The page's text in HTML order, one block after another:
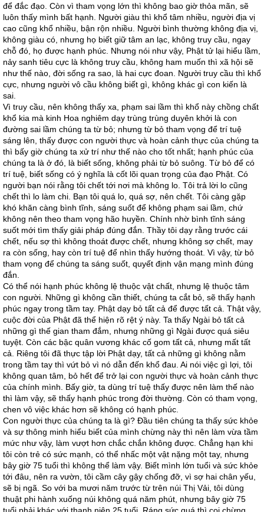
để đắc đạo. Còn vì tham vọng lớn thì không bao giờ thỏa mãn, sẽ
luôn thấy mình bất hạnh. Người giàu thì khổ tâm nhiều, người địa vị
cao cũng khổ nhiều, bận rộn nhiều. Người bình thường không địa vị,
không giàu có, nhưng họ biết giữ tâm an lạc, không truy cầu, ngay
chỗ đó, họ được hạnh phúc. Nhưng nói như vậy, Phật tử lại hiểu lầm,
nảy sanh tiêu cực là không truy cầu, không ham muốn thì xã hội sẽ
như thế nào, đời sống ra sao, là hai cực đoan. Người truy cầu thì khổ
cực, nhưng người vô cầu không biết gì, không khác gì con kiến là
sai.
Vì truy cầu, nên không thấy xa, phạm sai lầm thì khổ này chồng chất
khổ kia mà kinh Hoa nghiêm dạy trùng trùng duyên khởi là con
đường sai lầm chúng ta từ bỏ; nhưng từ bỏ tham vọng để trí tuệ
sáng lên, thấy được con người thực và hoàn cảnh thực của chúng ta
thì bấy giờ chúng ta xử trí như thế nào cho tốt nhất; hạnh phúc của
chúng ta là ở đó, là biết sống, không phải từ bỏ suông. Từ bỏ để có
trí tuệ, biết sống có ý nghĩa là cốt lõi quan trọng của đạo Phật. Có
người bạn nói rằng tôi chết tới nơi mà không lo. Tôi trả lời lo cũng
chết thì lo làm chi. Bạn tôi quá lo, quá sợ, nên chết. Tôi càng gặp
khó khăn càng bình tĩnh, sáng suốt để không phạm sai lầm, chứ
không nên theo tham vọng hão huyền. Chính nhờ bình tĩnh sáng
suốt mới tìm thấy giải pháp đúng đắn. Thầy tôi dạy rằng trước cái
chết, nếu sợ thì không thoát được chết, nhưng không sợ chết, may
ra còn sống, hay còn trí tuệ để nhìn thấy hướng thoát. Vì vậy, từ bỏ
tham vọng để chúng ta sáng suốt, quyết định vận mạng mình đúng
đắn.
Có thể nói hạnh phúc không lệ thuộc vật chất, nhưng lệ thuộc tâm
con người. Những gì không cần thiết, chúng ta cắt bỏ, sẽ thấy hạnh
phúc ngay trong tầm tay. Phật dạy bỏ tất cả để được tất cả. Thật vậy,
cuộc đời của Phật đã thể hiện rõ rệt ý này. Ta thấy Ngài bỏ tất cả
những gì thế gian tham đắm, nhưng những gì Ngài được quá siêu
tuyệt. Còn các bậc quân vương khác cố gom tất cả, nhưng mất tất
cả. Riêng tôi đã thực tập lời Phật dạy, tất cả những gì không nằm
trong tầm tay thì vứt bỏ vì nó dẫn đến khổ đau. Ai nói việc gì lợi, tôi
không quan tâm, bỏ hết để trở lại con người thực và hoàn cảnh thực
của chính mình. Bấy giờ, ta dùng trí tuệ thấy được nên làm thế nào
thì làm vậy, sẽ thấy hạnh phúc trong đời thường. Còn có tham vọng,
chen vô việc khác hơn sẽ không có hạnh phúc.
Con người thực của chúng ta là gì? Đầu tiên chúng ta thấy sức khỏe
và sự thông minh hiểu biết của mình chừng này thì nên làm vừa tầm
mức như vậy, làm vượt hơn chắc chắn không được. Chẳng hạn khi
tôi còn trẻ có sức mạnh, có thể nhấc một vật nặng một tay, nhưng
bây giờ 75 tuổi thì không thể làm vậy. Biết mình lớn tuổi và sức khỏe
tới đâu, nên ra vườn, tôi cầm cây gậy chống đỡ, vì sợ hai chân yếu,
sẽ bị ngã. So với ba mươi năm trước từ trên núi Thị Vải, tôi dùng
thuật phi hành xuống núi không quá năm phút, nhưng bây giờ 75